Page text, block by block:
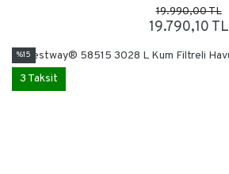
19.990,00 TL
19.790,10 TL
%15
3 Taksit